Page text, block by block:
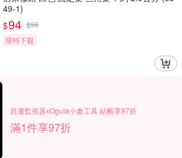
49-1)
$94 $96
限時下殺
昌運監視器xOgula小倉工具 結帳享97折
滿1件享97折